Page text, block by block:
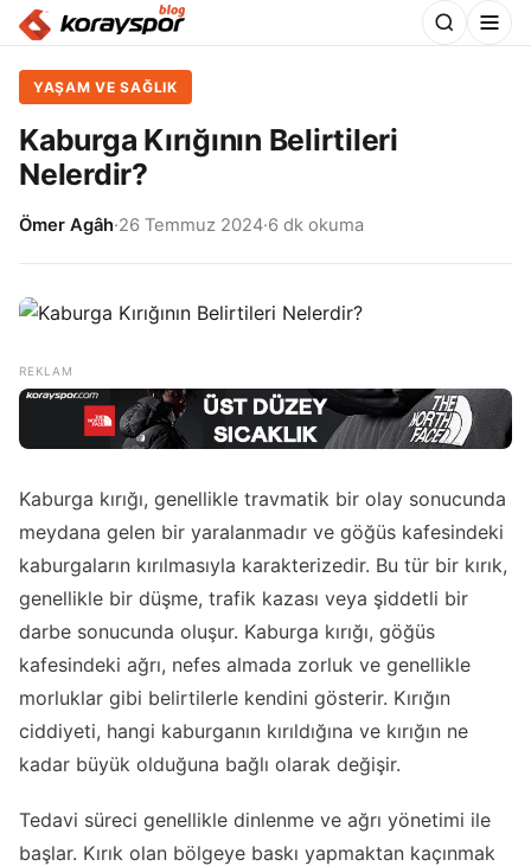
YAŞAM VE SAĞLIK
Kaburga Kırığının Belirtileri
Nelerdir?
Ömer Agâh·26 Temmuz 2024·6 dk okuma
Kaburga kırığı, genellikle travmatik bir olay sonucunda
meydana gelen bir yaralanmadır ve göğüs kafesindeki
kaburgaların kırılmasıyla karakterizedir. Bu tür bir kırık,
genellikle bir düşme, trafik kazası veya şiddetli bir
darbe sonucunda oluşur. Kaburga kırığı, göğüs
kafesindeki ağrı, nefes almada zorluk ve genellikle
morluklar gibi belirtilerle kendini gösterir. Kırığın
ciddiyeti, hangi kaburganın kırıldığına ve kırığın ne
kadar büyük olduğuna bağlı olarak değişir.
Tedavi süreci genellikle dinlenme ve ağrı yönetimi ile
başlar. Kırık olan bölgeye baskı yapmaktan kaçınmak